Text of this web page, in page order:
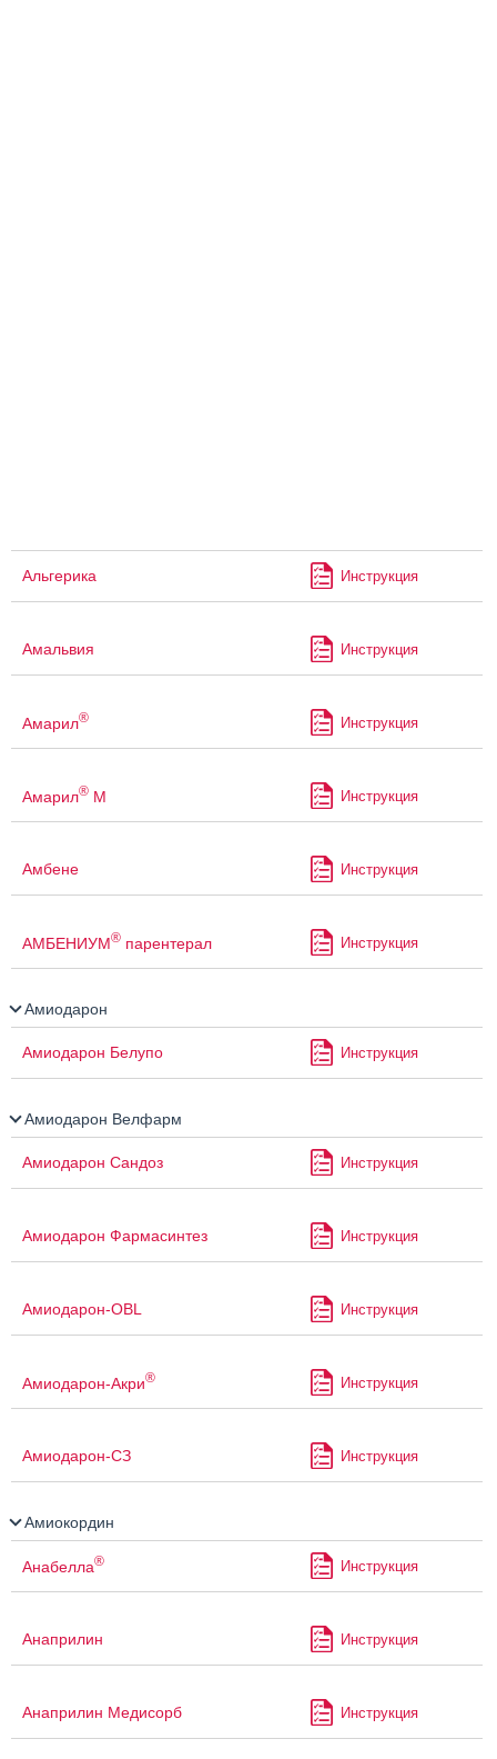
Альгерика Инструкция
Амальвия Инструкция
Амарил® Инструкция
Амарил® М Инструкция
Амбене Инструкция
АМБЕНИУМ® парентерал Инструкция
Амиодарон
Амиодарон Белупо Инструкция
Амиодарон Велфарм
Амиодарон Сандоз Инструкция
Амиодарон Фармасинтез Инструкция
Амиодарон-OBL Инструкция
Амиодарон-Акри® Инструкция
Амиодарон-СЗ Инструкция
Амиокордин
Анабелла® Инструкция
Анаприлин Инструкция
Анаприлин Медисорб Инструкция